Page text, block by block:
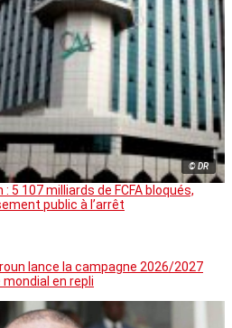
© DR
: 5 107 milliards de FCFA bloqués,
public à l’arrêt
lance la campagne 2026/2027
en repli